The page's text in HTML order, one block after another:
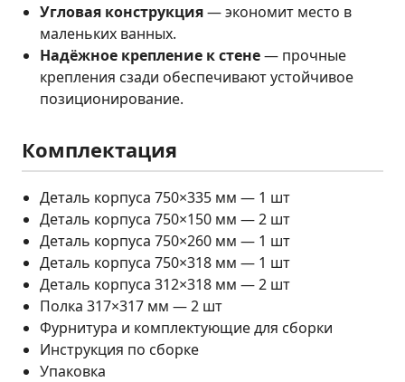
Угловая конструкция— экономит место в
маленьких ванных.
Надёжное крепление к стене— прочные
крепления сзади обеспечивают устойчивое
позиционирование.
Комплектация
Деталь корпуса 750×335 мм — 1 шт
Деталь корпуса 750×150 мм — 2 шт
Деталь корпуса 750×260 мм — 1 шт
Деталь корпуса 750×318 мм — 1 шт
Деталь корпуса 312×318 мм — 2 шт
Полка 317×317 мм — 2 шт
Фурнитура и комплектующие для сборки
Инструкция по сборке
Упаковка